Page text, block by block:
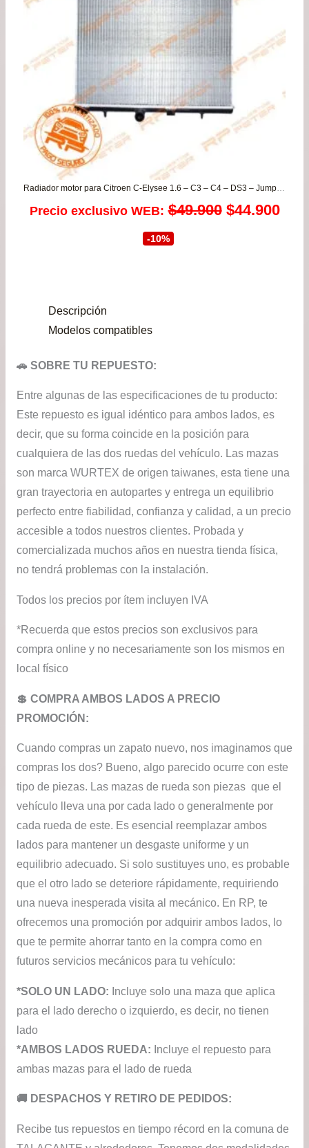
Radiador motor para Citroen C-Elysee 1.6 – C3 – C4 – DS3 – Jumpy / Peugeot 2008 – 207 – 208 – 3008 – 301 – 307 – 308 – Expert
Precio exclusivo WEB: $49.900 El
$44.900El
-10%
Descripción
Modelos compatibles
🚗 SOBRE TU REPUESTO:
Entre algunas de las especificaciones de tu producto:
Este repuesto es igual idéntico para ambos lados, es
decir, que su forma coincide en la posición para
cualquiera de las dos ruedas del vehículo. Las mazas
son marca WURTEX de origen taiwanes, esta tiene una
gran trayectoria en autopartes y entrega un equilibrio
perfecto entre fiabilidad, confianza y calidad, a un precio
accesible a todos nuestros clientes. Probada y
comercializada muchos años en nuestra tienda física,
no tendrá problemas con la instalación.
Todos los precios por ítem incluyen IVA
*Recuerda que estos precios son exclusivos para
compra online y no necesariamente son los mismos en
local físico
💲​ COMPRA AMBOS LADOS A PRECIO
PROMOCIÓN:
Cuando compras un zapato nuevo, nos imaginamos que
compras los dos? Bueno, algo parecido ocurre con este
tipo de piezas. Las mazas de rueda son piezas que el
vehículo lleva una por cada lado o generalmente por
cada rueda de este. Es esencial reemplazar ambos
lados para mantener un desgaste uniforme y un
equilibrio adecuado. Si solo sustituyes uno, es probable
que el otro lado se deteriore rápidamente, requiriendo
una nueva inesperada visita al mecánico. En RP, te
ofrecemos una promoción por adquirir ambos lados, lo
que te permite ahorrar tanto en la compra como en
futuros servicios mecánicos para tu vehículo:
*SOLO UN LADO: Incluye solo una maza que aplica
para el lado derecho o izquierdo, es decir, no tienen
lado
*AMBOS LADOS RUEDA: Incluye el repuesto para
ambas mazas para el lado de rueda
​🚚​ DESPACHOS Y RETIRO DE PEDIDOS:
Recibe tus repuestos en tiempo récord en la comuna de